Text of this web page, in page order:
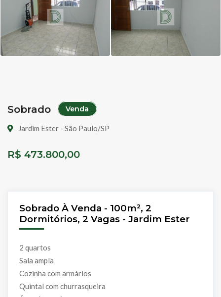
Sobrado Venda
Jardim Ester - São Paulo/SP
R$ 473.800,00
Sobrado À Venda - 100m², 2
Dormitórios, 2 Vagas - Jardim Ester
2 quartos
Sala ampla
Cozinha com armários
Quintal com churrasqueira